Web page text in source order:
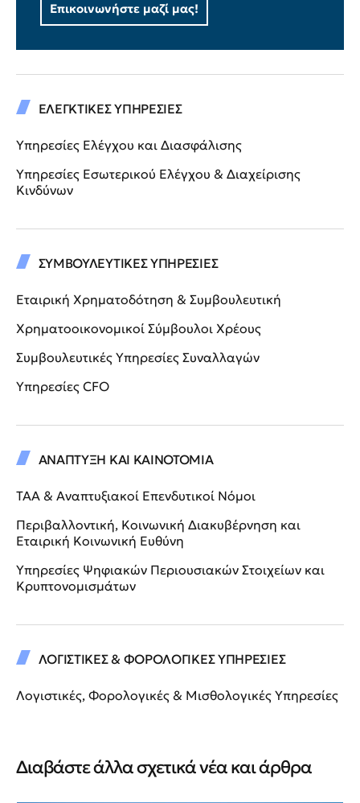
Επικοινωνήστε μαζί μας!
ΕΛΕΓΚΤΙΚΕΣ ΥΠΗΡΕΣΙΕΣ
Υπηρεσίες Ελέγχου και Διασφάλισης
Υπηρεσίες Εσωτερικού Ελέγχου & Διαχείρισης
Κινδύνων
ΣΥΜΒΟΥΛΕΥΤΙΚΕΣ ΥΠΗΡΕΣΙΕΣ
Εταιρική Χρηματοδότηση & Συμβουλευτική
Χρηματοοικονομικοί Σύμβουλοι Χρέους
Συμβουλευτικές Υπηρεσίες Συναλλαγών
Υπηρεσίες CFO
ΑΝΑΠΤΥΞΗ ΚΑΙ ΚΑΙΝΟΤΟΜΙΑ
ΤΑΑ & Αναπτυξιακοί Επενδυτικοί Νόμοι
Περιβαλλοντική, Κοινωνική Διακυβέρνηση και
Εταιρική Κοινωνική Ευθύνη
Υπηρεσίες Ψηφιακών Περιουσιακών Στοιχείων και
Κρυπτονομισμάτων
ΛΟΓΙΣΤΙΚΕΣ & ΦΟΡΟΛΟΓΙΚΕΣ ΥΠΗΡΕΣΙΕΣ
Λογιστικές, Φορολογικές & Μισθολογικές Υπηρεσίες
Διαβάστε άλλα σχετικά νέα και άρθρα